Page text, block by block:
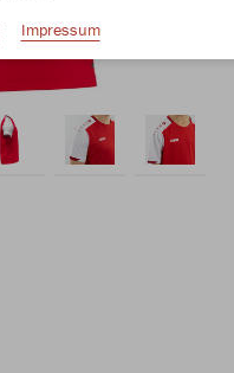
Impressum